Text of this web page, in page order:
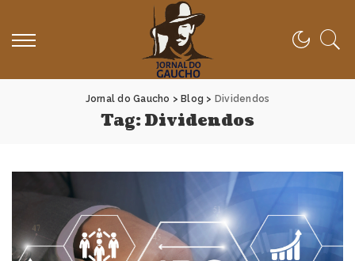
Jornal do Gaucho > Blog > Dividendos
Tag:Dividendos